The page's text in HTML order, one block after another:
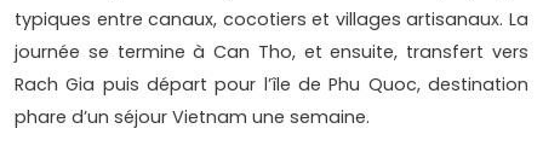
typiques entre canaux, cocotiers et villages artisanaux. La
journée se termine à Can Tho, et ensuite, transfert vers
Rach Gia puis départ pour l’île de Phu Quoc, destination
phare d’un séjour Vietnam une semaine.